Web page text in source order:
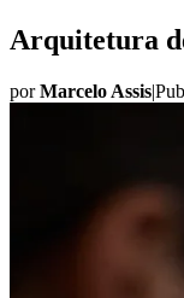
Arquitetura
porMarcelo Assis|